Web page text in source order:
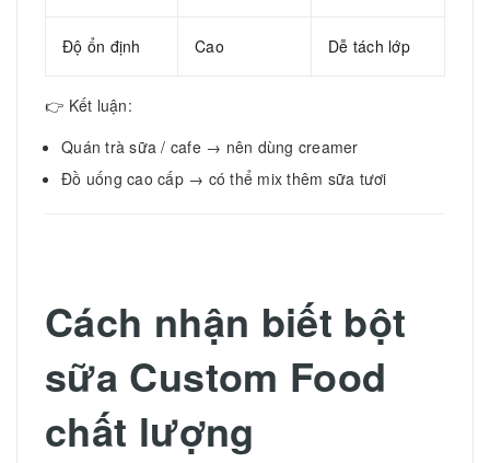
Độ ổn định Cao Dễ tách lớp
👉 Kết luận:
Quán trà sữa / cafe → nên dùng creamer
Đồ uống cao cấp → có thể mix thêm sữa tươi
Cách nhận biết bột
sữa Custom Food
chất lượng